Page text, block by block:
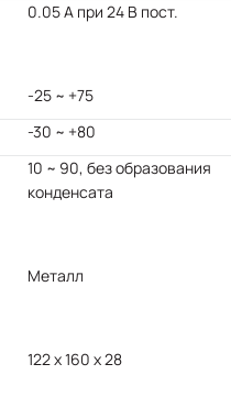
0.05 А при 24 В пост.
-25 ~ +75
-30 ~ +80
10 ~ 90, без образования
конденсата
Металл
122 x 160 x 28